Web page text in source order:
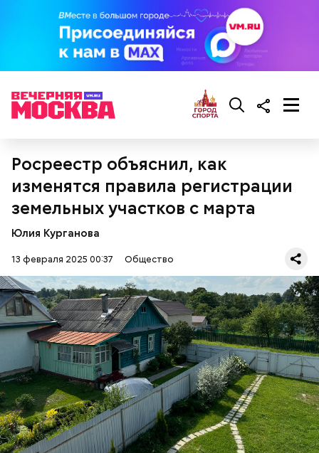
Росреестр объяснил, как
изменятся правила регистрации
земельных участков с марта
Юлия Курганова
13 февраля 2025 00:37 Общество
Ингредиенты:
кабачок;
помидоры черри либо грунтовые.
беременным, кормящим женщинам;
людям с ослабленной иммунной системой;
пожилым;